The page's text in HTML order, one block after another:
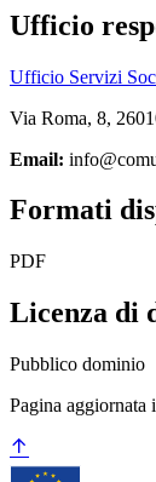
Ufficio
Ufficio Servizi
Via Roma, 8,
Email:
Formati
PDF
Licenza di
Pubblico dominio
Pagina aggiornata